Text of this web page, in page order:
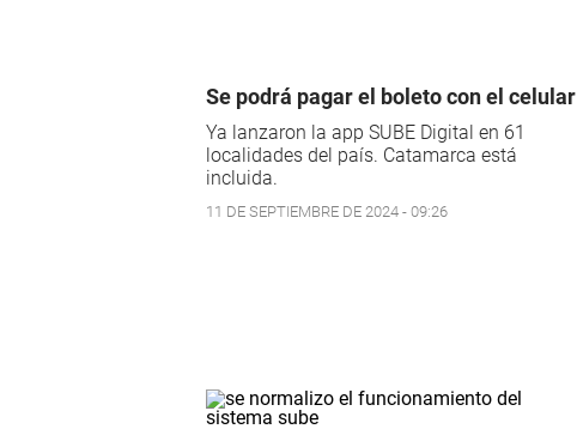
Se podrá pagar el boleto con el celular
Ya lanzaron la app SUBE Digital en 61
localidades del país. Catamarca está
incluida.
11 DE SEPTIEMBRE DE 2024 - 09:26